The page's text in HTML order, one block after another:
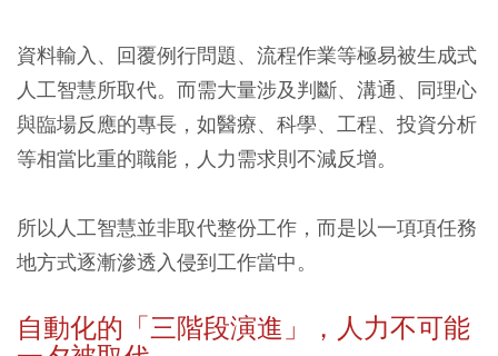
資料輸入、回覆例行問題、流程作業等極易被生成式
人工智慧所取代。而需大量涉及判斷、溝通、同理心
與臨場反應的專長，如醫療、科學、工程、投資分析
等相當比重的職能，人力需求則不減反增。
所以人工智慧並非取代整份工作，而是以一項項任務
地方式逐漸滲透入侵到工作當中。
自動化的「三階段演進」，人力不可能